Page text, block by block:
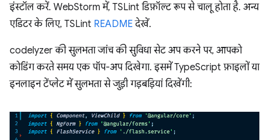
इंस्टॉल करें. WebStorm में, TSLint डिफ़ॉल्ट रूप से चालू होता है. अन्य
एडिटर के लिए, TSLint READMEदेखें.
codelyzer की सुलभता जांच की सुविधा सेट अप करने पर, आपको
कोडिंग करते समय एक पॉप-अप दिखेगा. इसमें TypeScript फ़ाइलों या
इनलाइन टेंप्लेट में सुलभता से जुड़ी गड़बड़ियां दिखेंगी: